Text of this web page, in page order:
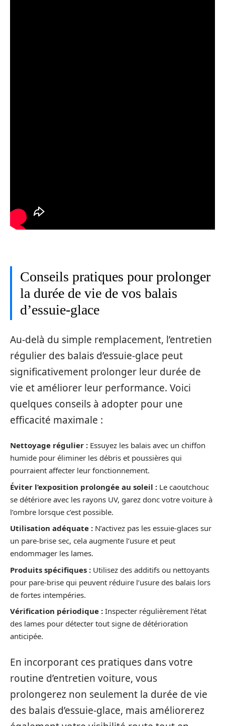
Conseils pratiques pour prolonger
la durée de vie de vos balais
d’essuie-glace
Au-delà du simple remplacement, l’entretien
régulier des balais d’essuie-glace peut
significativement prolonger leur durée de
vie et améliorer leur performance. Voici
quelques conseils à adopter pour une
efficacité maximale :
Nettoyage régulier : Essuyez les balais avec un chiffon
humide pour éliminer les débris et poussières qui
pourraient affecter leur fonctionnement.
Éviter l’exposition prolongée au soleil : Le caoutchouc
se détériore avec les rayons UV, garez donc votre voiture à
l’ombre lorsque c’est possible.
Utilisation adéquate : N’activez pas les essuie-glaces sur
un pare-brise sec, cela augmente l’usure et peut
endommager les lames.
Produits spécifiques : Utilisez des additifs ou nettoyants
pour pare-brise qui peuvent réduire l’usure des balais lors
de fortes intempéries.
Vérification périodique : Inspecter régulièrement l’état
des lames pour détecter tout signe de détérioration
anticipée.
En incorporant ces pratiques dans votre
routine d’entretien voiture, vous
prolongerez non seulement la durée de vie
des balais d’essuie-glace, mais améliorerez